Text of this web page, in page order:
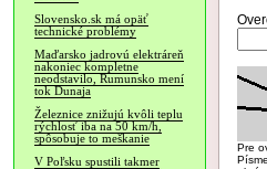
Slovensko.sk má opäť
technické problémy
Maďarsko jadrovú elektráreň
nakoniec kompletne
neodstavilo, Rumunsko mení
tok Dunaja
Železnice znižujú kvôli teplu
rýchlosť iba na 50 km/h,
spôsobuje to meškanie
V Poľsku spustili takmer
Pre